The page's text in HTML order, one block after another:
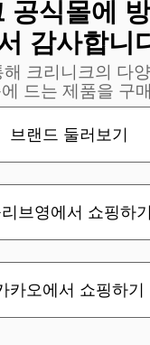
공식몰에
감사합니
크리니크의 다
드는 제품을 구
브랜드 둘러보기
브영에서 쇼핑하기
카오에서 쇼핑하기